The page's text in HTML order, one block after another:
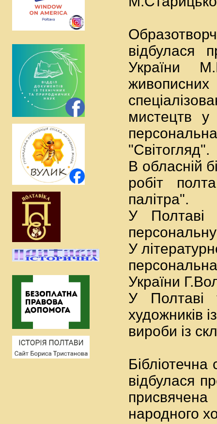
відбулася
України
живописних
мистецтв у
"Світогляд".
В обласній
робіт
палітра".
У Полтаві
У
України
У Полтаві
художників
вироби із
Бібліотечна
відбулася
народного